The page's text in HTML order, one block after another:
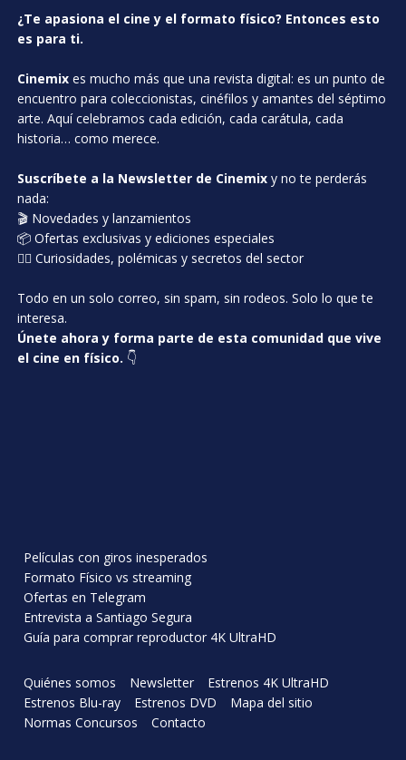
¿Te apasiona el cine y el formato físico? Entonces esto
es para ti.
Cinemix es mucho más que una revista digital: es un punto de
encuentro para coleccionistas, cinéfilos y amantes del séptimo
arte. Aquí celebramos cada edición, cada carátula, cada
historia… como merece.
Suscríbete a la Newsletter de Cinemix y no te perderás
nada:
🎬 Novedades y lanzamientos
📦 Ofertas exclusivas y ediciones especiales
🕵️‍♂️ Curiosidades, polémicas y secretos del sector
Todo en un solo correo, sin spam, sin rodeos. Solo lo que te
interesa.
Únete ahora y forma parte de esta comunidad que vive
el cine en físico. 👇
Películas con giros inesperados
Formato Físico vs streaming
Ofertas en Telegram
Guía para comprar reproductor 4K UltraHD